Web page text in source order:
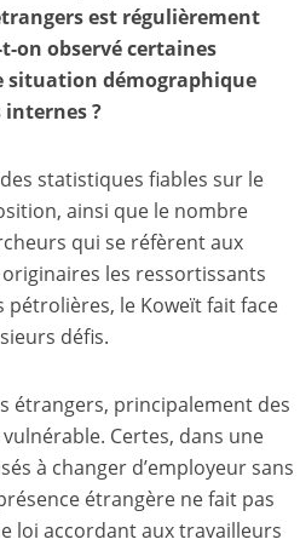
est régulièrement
t-on observé certaines
situation démographique
?
statistiques fiables sur le
ainsi que le nombre
qui se réfèrent aux
les ressortissants
pétrolières, le Koweït fait face
défis.
étrangers, principalement des
Certes, dans une
à changer d’employeur sans
étrangère ne fait pas
loi accordant aux travailleurs